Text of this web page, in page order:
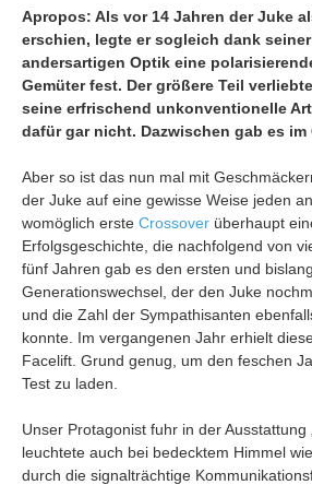
Apropos: Als vor 14 Jahren der Juke
erschien, legte er sogleich dank
andersartigen Optik eine
Gemüter fest. Der größere Teil
seine erfrischend unkonventionelle
dafür gar nicht. Dazwischen gab es im
Aber so ist das nun mal mit
der Juke auf eine gewisse Weise jeden
womöglich erste Crossover überhaupt
Erfolgsgeschichte, die nachfolgend von
fünf Jahren gab es den ersten und
Generationswechsel, der den Juke
und die Zahl der Sympathisanten
konnte. Im vergangenen Jahr erhielt
Facelift. Grund genug, um den feschen
Test zu laden.
Unser Protagonist fuhr in der Ausstattung
leuchtete auch bei bedecktem Himmel
durch die signalträchtige